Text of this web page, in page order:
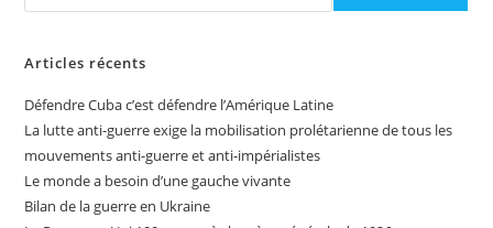
Articles récents
Défendre Cuba c’est défendre l’Amérique Latine
La lutte anti-guerre exige la mobilisation prolétarienne de tous les
mouvements anti-guerre et anti-impérialistes
Le monde a besoin d’une gauche vivante
Bilan de la guerre en Ukraine